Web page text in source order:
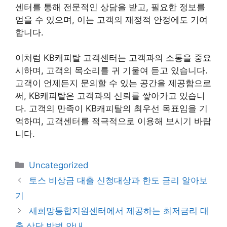
센터를 통해 전문적인 상담을 받고, 필요한 정보를
얻을 수 있으며, 이는 고객의 재정적 안정에도 기여
합니다.
이처럼 KB캐피탈 고객센터는 고객과의 소통을 중요
시하며, 고객의 목소리를 귀 기울여 듣고 있습니다.
고객이 언제든지 문의할 수 있는 공간을 제공함으로
써, KB캐피탈은 고객과의 신뢰를 쌓아가고 있습니
다. 고객의 만족이 KB캐피탈의 최우선 목표임을 기
억하며, 고객센터를 적극적으로 이용해 보시기 바랍
니다.
카
테
Uncategorized
토스 비상금 대출 신청대상과 한도 금리 알아보
기
새희망통합지원센터에서 제공하는 최저금리 대